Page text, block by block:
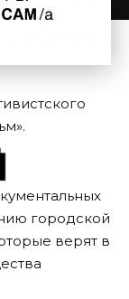
городской
верят в